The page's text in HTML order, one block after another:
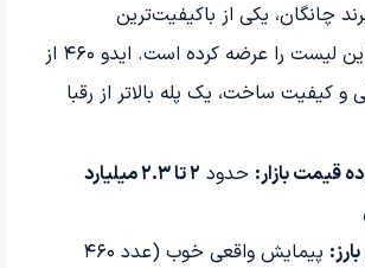
چانگان، یکی از باکیفیت‌ترین
لیست را عرضه کرده است. ایدو ۴۶۰ از
و کیفیت ساخت، یک پله بالاتر از رقبا
قیمت بازار: حدود ۲تا۲.۳میلیارد
: پیمایش واقعی خوب (عدد ۴۶۰